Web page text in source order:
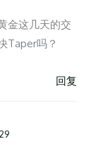
金这几天的交
Taper吗？
回复